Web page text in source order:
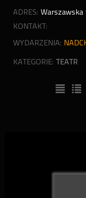
ADRES: Warszawska
KONTAKT:
WYDARZENIA:
KATEGORIE: TEATR